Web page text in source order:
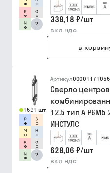
? 338,18 ₽/шт
вкл ндс
в
1521 шт
?
Артикул00001171055
Сверло
12.5 тип A Р6М5
ИНСТУЛС
628,06 ₽/шт
вкл ндс